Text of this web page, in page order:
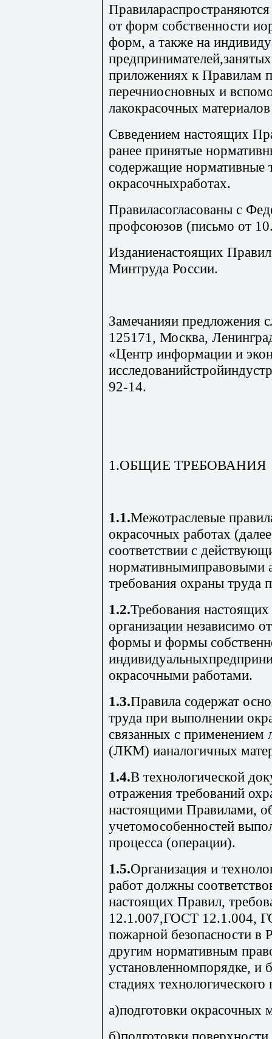
от форм собственности
форм, а также на
приложениях к Правилам
перечниосновных и
лакокрасочных
Свведением настоящих
ранее принятые
содержащие нормативные
окрасочныхработах.
Правиласогласованы с
профсоюзов (письмо от
Изданиенастоящих
Минтруда России.
Замечанияи предложения
125171, Москва,
«Центр информации и
92-14.
1.ОБЩИЕ ТРЕБОВАНИЯ
1.1.Межотраслевые
окрасочных работах
соответствии с
нормативнымиправовыми
требования охраны труда
1.2.Требования
организации независимо
формы и формы
окрасочными работами.
1.3.Правила содержат
труда при выполнении
связанных с применением
(ЛКМ) ианалогичных
1.4.В технологической
отражения требований
настоящими Правилами,
учетомособенностей
процесса (операции).
1.5.Организация и
работ должны
настоящих Правил,
12.1.007,ГОСТ 12.1.004,
пожарной безопасности в
другим нормативным
установленномпорядке, и
стадиях технологического
а)подготовки окрасочных
б)подготовки